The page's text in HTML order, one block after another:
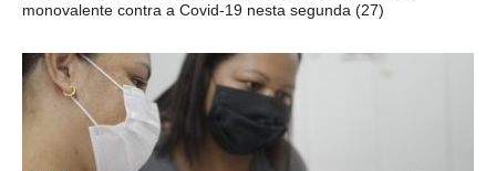
monovalente contra a Covid-19 nesta segunda (27)